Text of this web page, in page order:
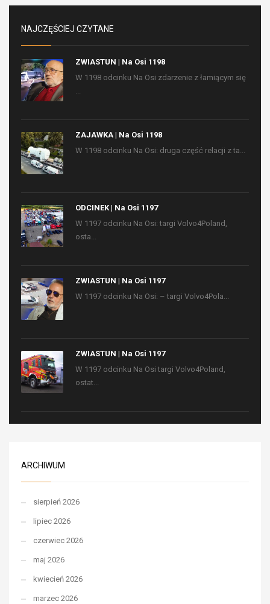
NAJCZĘŚCIEJ CZYTANE
ZWIASTUN | Na Osi 1198
W 1198 odcinku Na Osi zdarzenie z łamiącym się
...
ZAJAWKA | Na Osi 1198
W 1198 odcinku Na Osi: druga część relacji z ta...
ODCINEK | Na Osi 1197
W 1197 odcinku Na Osi: targi Volvo4Poland,
osta...
ZWIASTUN | Na Osi 1197
W 1197 odcinku Na Osi: – targi Volvo4Pola...
ZWIASTUN | Na Osi 1197
W 1197 odcinku Na Osi targi Volvo4Poland,
ostat...
ARCHIWUM
sierpień 2026
lipiec 2026
czerwiec 2026
maj 2026
kwiecień 2026
marzec 2026